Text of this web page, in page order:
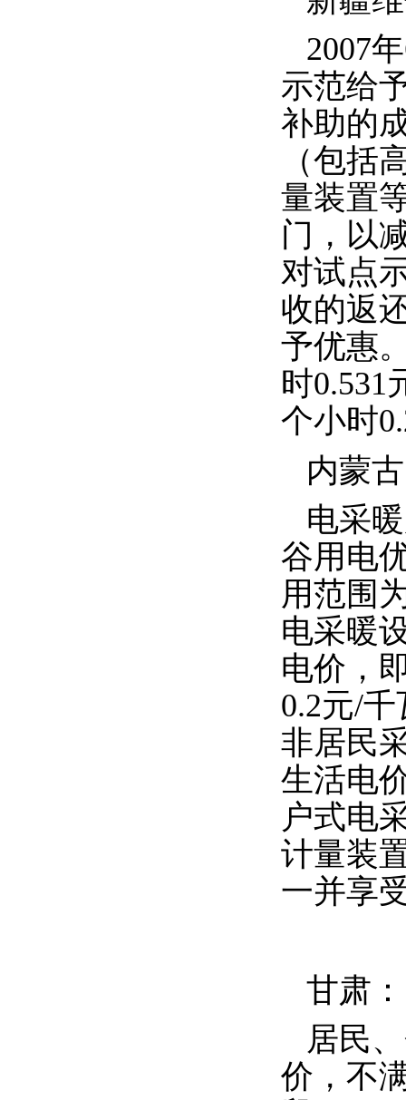
2007年
示范给
补助的
（包括
量装置
门，以
对试点
收的返
予优惠
时0.531
个小时
内蒙
电采
谷用电
用范围
电采暖
电价，
0.2元/千
非居民
生活电
户式电
计量装
一并享
甘肃
居民
价，不